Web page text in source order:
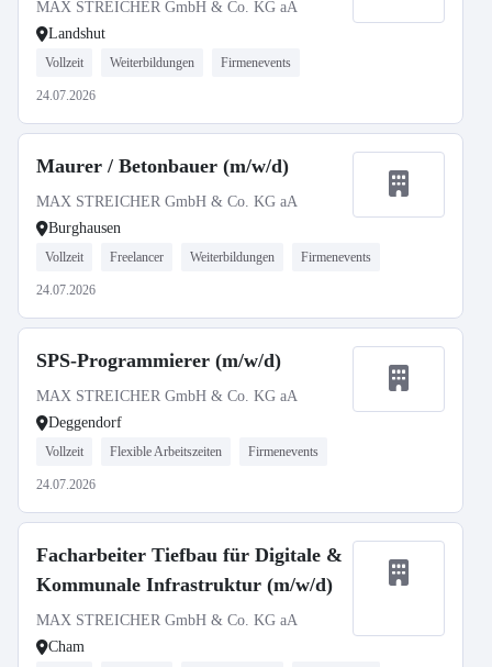
MAX STREICHER GmbH & Co. KG aA
Landshut
Vollzeit Weiterbildungen Firmenevents
24.07.2026
Maurer / Betonbauer (m/w/d)
MAX STREICHER GmbH & Co. KG aA
Burghausen
Vollzeit Freelancer Weiterbildungen Firmenevents
24.07.2026
SPS-Programmierer (m/w/d)
MAX STREICHER GmbH & Co. KG aA
Deggendorf
Vollzeit Flexible Arbeitszeiten Firmenevents
24.07.2026
Facharbeiter Tiefbau für Digitale &
Kommunale Infrastruktur (m/w/d)
MAX STREICHER GmbH & Co. KG aA
Cham